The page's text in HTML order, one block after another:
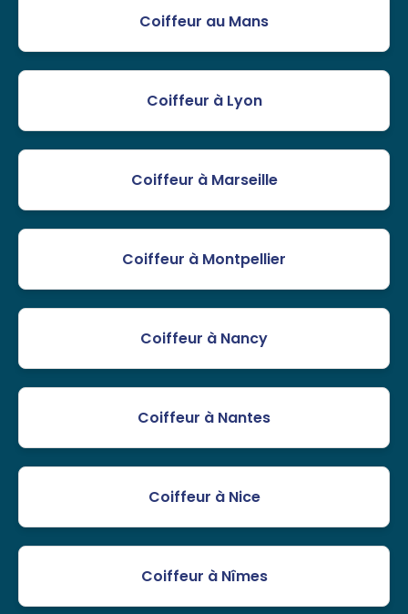
Coiffeur au Mans
Coiffeur à Lyon
Coiffeur à Marseille
Coiffeur à Montpellier
Coiffeur à Nancy
Coiffeur à Nantes
Coiffeur à Nice
Coiffeur à Nîmes